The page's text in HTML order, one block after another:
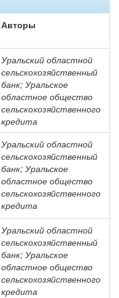
Авторы
Уральский областной
сельскохозяйственный
банк; Уральское
областное общество
сельскохозяйственного
кредита
Уральский областной
сельскохозяйственный
банк; Уральское
областное общество
сельскохозяйственного
кредита
Уральский областной
сельскохозяйственный
банк; Уральское
областное общество
сельскохозяйственного
кредита